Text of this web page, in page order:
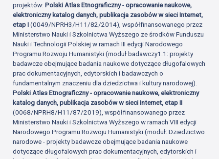
projektów:Polski Atlas Etnograficzny - opracowanie naukowe,
elektroniczny katalog danych, publikacja zasobów w sieci Internet,
etap I(0049/NPRH3/H11/82/2014), współfinansowanego przez
Ministerstwo Nauki i Szkolnictwa Wyższego ze środków Funduszu
Nauki i Technologii Polskiej w ramach III edycji Narodowego
Programu Rozwoju Humanistyki (moduł badawczy1.1: projekty
badawcze obejmujące badania naukowe dotyczące długofalowych
prac dokumentacyjnych, edytorskich i badawczych o
fundamentalnym znaczeniu dla dziedzictwa i kultury narodowej).
Polski Atlas Etnograficzny - opracowanie naukowe, elektroniczny
katalog danych, publikacja zasobów w sieci Internet, etap II
(0068/NPRH8/H11/87/2019), współfinansowanego przez
Ministerstwo Nauki i Szkolnictwa Wyższego w ramach VIII edycji
Narodowego Programu Rozwoju Humanistyki (moduł: Dziedzictwo
narodowe - projekty badawcze obejmujące badania naukowe
dotyczące długofalowych prac dokumentacyjnych, edytorskich i